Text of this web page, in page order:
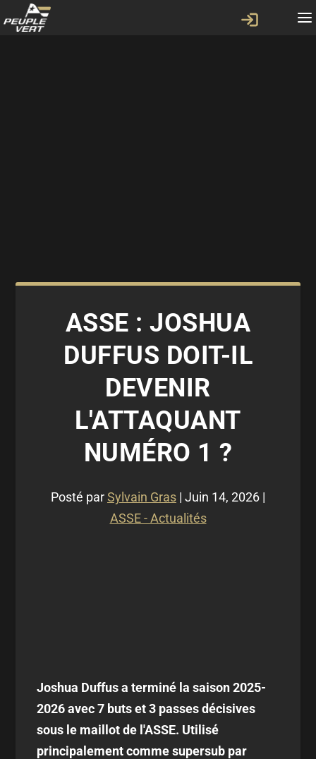
ASSE : JOSHUA
DUFFUS DOIT-IL
DEVENIR
L'ATTAQUANT
NUMÉRO 1 ?
Posté parSylvain Gras | Juin 14, 2026 |
ASSE - Actualités
Joshua Duffus a terminé la saison 2025-
2026 avec 7 buts et 3 passes décisives
sous le maillot de l'ASSE. Utilisé
principalement comme supersub par